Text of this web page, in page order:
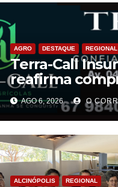
AGRO DESTAQUE REGIONAL
Terra-Call
reafirma
qualidade do
AGO 6, 2026 O
ALCINÓPOLIS REGIONAL